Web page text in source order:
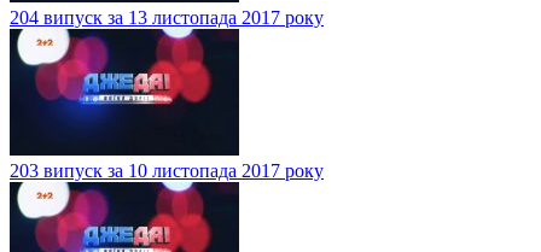
204 випуск за 13 листопада 2017 року
203 випуск за 10 листопада 2017 року